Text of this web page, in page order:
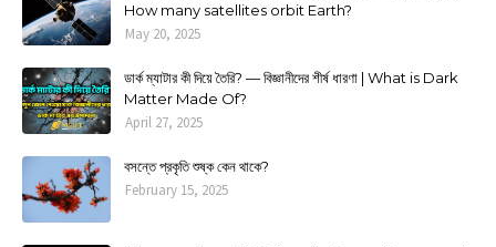
How many satellites orbit Earth?
May 20, 2025
ডার্ক ম্যাটার কী দিয়ে তৈরি? — বিজ্ঞানীদের শীর্ষ ধারণা | What is Dark
Matter Made Of?
April 27, 2025
বসন্তে প্রকৃতি শুষ্ক কেন থাকে?
February 15, 2025